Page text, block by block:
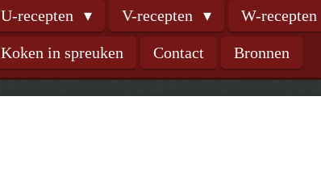
U-recepten V-recepten W-recepten
Koken in spreuken Contact Bronnen